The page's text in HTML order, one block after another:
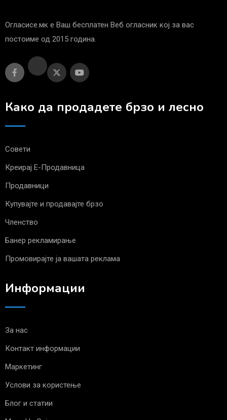
Огласисе.мк е Ваш бесплатен Веб огласник кој за вас
постоиме од 2015 година.
Како да продадете брзо и лесно
Совети
Креирај Е-Продавница
Продавници
Купувајте и продавајте брзо
Членство
Банер рекламирање
Промовирајте ја вашата реклама
Информации
За нас
Контакт информации
Маркетинг
Услови за користење
Блог и статии